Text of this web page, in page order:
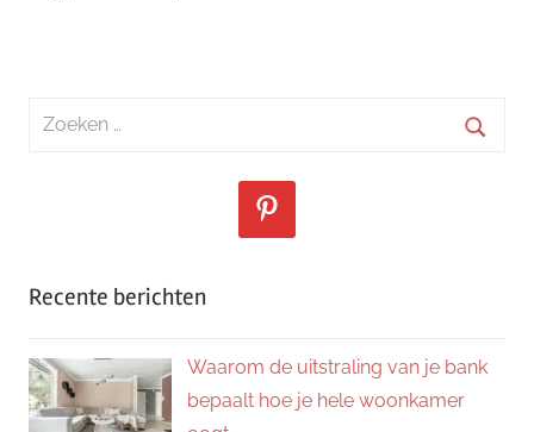
Zoeken
Recente berichten
Waarom de uitstraling van je bank
bepaalt hoe je hele woonkamer